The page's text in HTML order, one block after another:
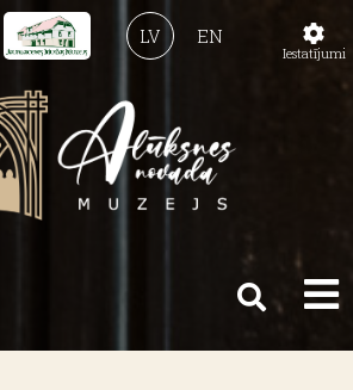
EN
LV
Iestatījumi